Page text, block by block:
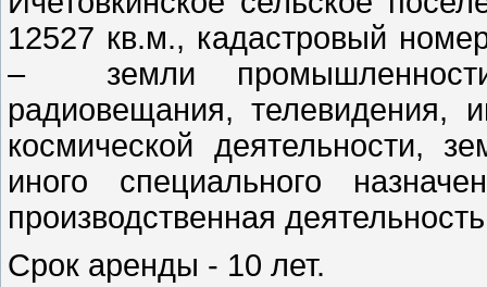
12527 кв.м., кадастровый
– земли промышленности,
радиовещания, телевидения,
космической деятельности,
иного специального
производственная
Срок аренды - 10 лет.